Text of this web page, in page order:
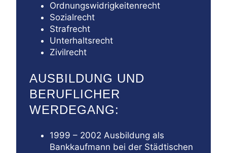
Ordnungswidrigkeitenrecht
Sozialrecht
Strafrecht
Unterhaltsrecht
Zivilrecht
AUSBILDUNG UND
BERUFLICHER
WERDEGANG:
1999 – 2002 Ausbildung als
Bankkaufmann bei der Städtischen